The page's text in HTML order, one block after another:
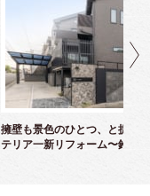
擁壁も景色のひとつ、と捉え
テリア一新リフォーム〜鈴木